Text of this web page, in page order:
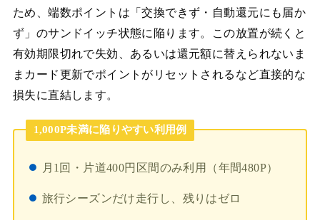
ため、端数ポイントは「交換できず・自動還元にも届か
ず」のサンドイッチ状態に陥ります。この放置が続くと
有効期限切れで失効、あるいは還元額に替えられないま
まカード更新でポイントがリセットされるなど直接的な
損失に直結します。
1,000P未満に陥りやすい利用例
月1回・片道400円区間のみ利用（年間480P）
旅行シーズンだけ走行し、残りはゼロ